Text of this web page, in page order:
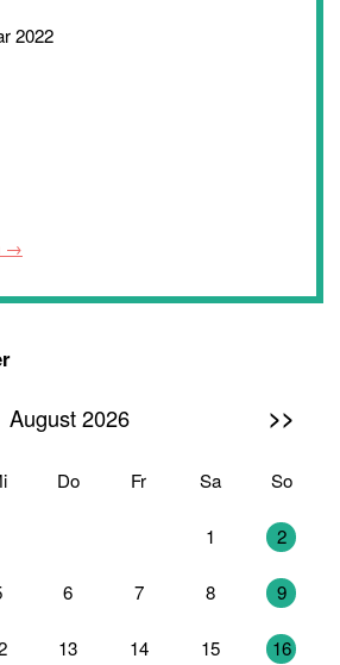
2022
August 2026 >>
Do Fr Sa So
1 2
6 7 8 9
13 14 15 16